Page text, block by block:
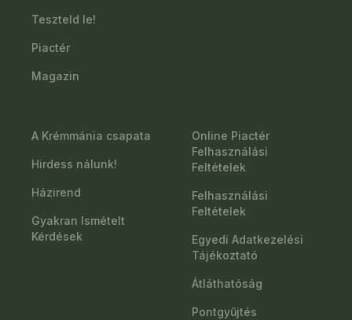
Teszteld le!
Piactér
Magazin
A Krémmánia csapata
Hirdess nálunk!
Házirend
Gyakran Ismételt
Kérdések
Online Piactér
Felhasználási
Feltételek
Felhasználási
Feltételek
Egyedi Adatkezelési
Tájékoztató
Átláthatóság
Pontgyűjtés